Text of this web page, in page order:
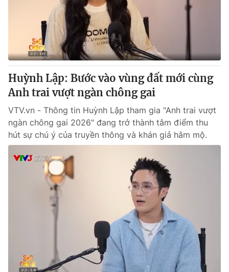
Huỳnh Lập: Bước vào vùng đất mới cùng
Anh trai vượt ngàn chông gai
VTV.vn - Thông tin Huỳnh Lập tham gia "Anh trai vượt
ngàn chông gai 2026" đang trở thành tâm điểm thu
hút sự chú ý của truyền thông và khán giả hâm mộ.